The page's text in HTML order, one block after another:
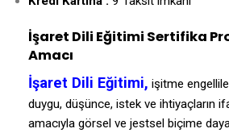
İşaret Dili Eğitimi Sertifika
Amacı
İşaret Dili Eğitimi, işitme
duygu, düşünce, istek ve ihtiyaçların
amacıyla görsel ve jestsel biçime